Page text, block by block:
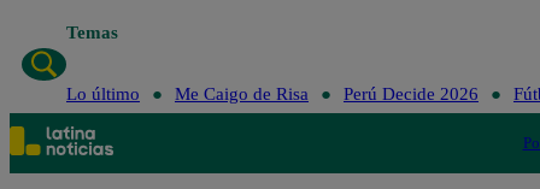
Temas
Lo último Me Caigo de Risa Perú Decide 2026